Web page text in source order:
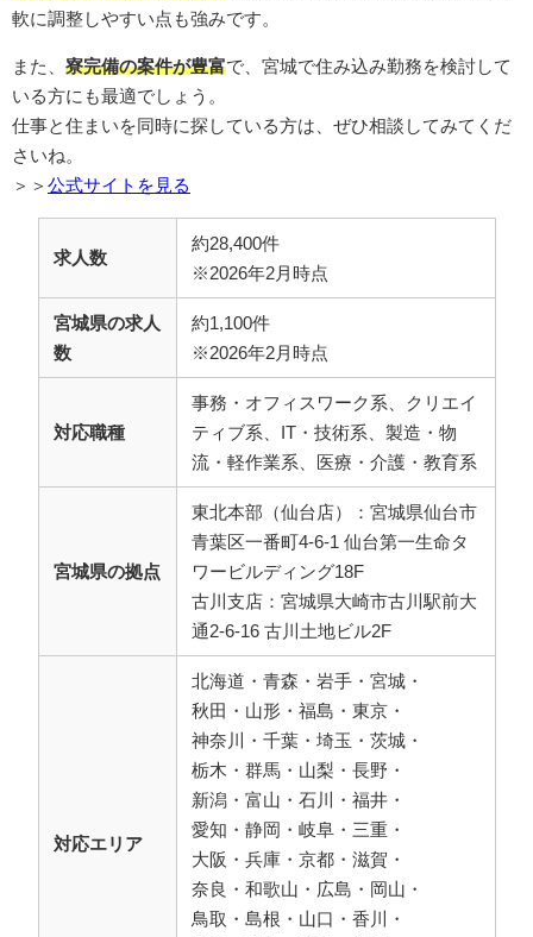
軟に調整しやすい点も強みです。
また、 寮完備の案件が豊富で、宮城で住み込み勤務を検討して
いる方にも最適でしょう。
仕事と住まいを同時に探している方は、ぜひ相談してみてくだ
さいね。
＞＞ 公式サイトを見る
求人数
約28,400件
※2026年2月時点
宮城県の求人
数
約1,100件
※2026年2月時点
対応職種
事務・オフィスワーク系、クリエイ
ティブ系、IT・技術系、製造・物
流・軽作業系、医療・介護・教育系
宮城県の拠点
東北本部（仙台店）：宮城県仙台市
青葉区一番町4-6-1 仙台第一生命タ
ワービルディング18F
古川支店：宮城県大崎市古川駅前大
通2-6-16 古川土地ビル2F
対応エリア
北海道・青森・岩手・宮城・
秋田・山形・福島・東京・
神奈川・千葉・埼玉・茨城・
栃木・群馬・山梨・長野・
新潟・富山・石川・福井・
愛知・静岡・岐阜・三重・
大阪・兵庫・京都・滋賀・
奈良・和歌山・広島・岡山・
鳥取・島根・山口・香川・